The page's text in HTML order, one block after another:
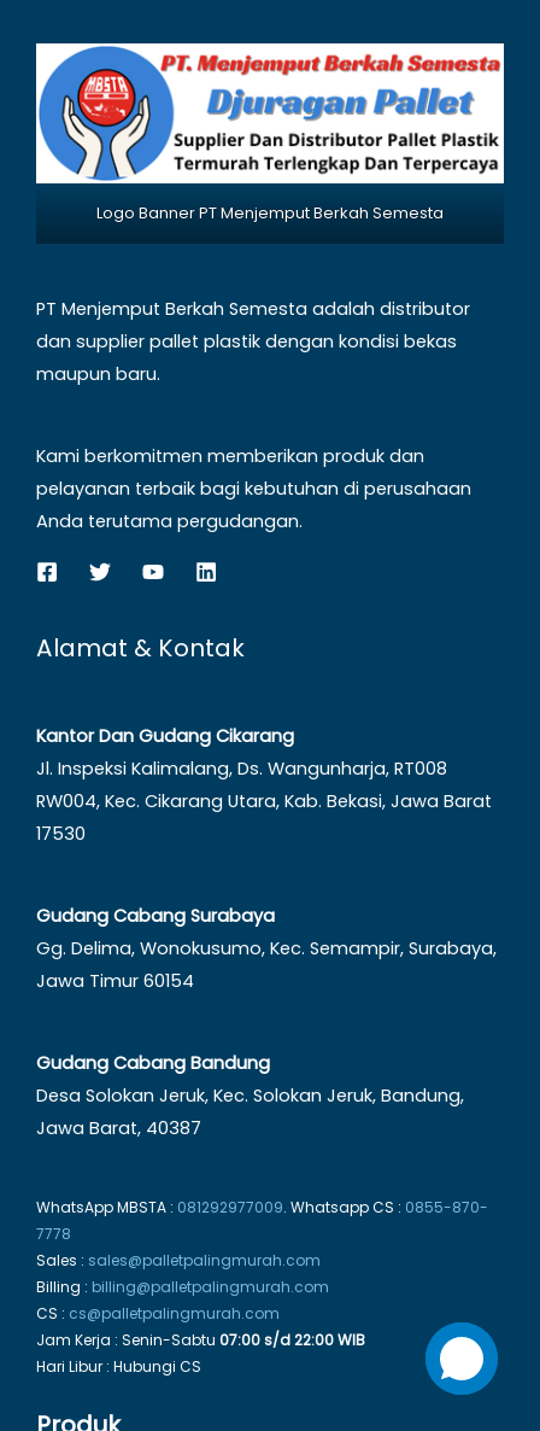
Logo Banner PT Menjemput Berkah Semesta
PT Menjemput Berkah Semesta adalah distributor
dan supplier pallet plastik dengan kondisi bekas
maupun baru.
Kami berkomitmen memberikan produk dan
pelayanan terbaik bagi kebutuhan di perusahaan
Anda terutama pergudangan.
Alamat & Kontak
Kantor Dan Gudang Cikarang
Jl. Inspeksi Kalimalang, Ds. Wangunharja, RT008
RW004, Kec. Cikarang Utara, Kab. Bekasi, Jawa Barat
17530
Gudang Cabang Surabaya
Gg. Delima, Wonokusumo, Kec. Semampir, Surabaya,
Jawa Timur 60154
Gudang Cabang Bandung
Desa Solokan Jeruk, Kec. Solokan Jeruk, Bandung,
Jawa Barat, 40387
WhatsApp MBSTA : 081292977009. Whatsapp CS : 0855-870-
7778
Sales : sales@palletpalingmurah.com
Billing : billing@palletpalingmurah.com
CS : cs@palletpalingmurah.com
Jam Kerja : Senin-Sabtu 07:00 s/d 22:00 WIB
Hari Libur : Hubungi CS